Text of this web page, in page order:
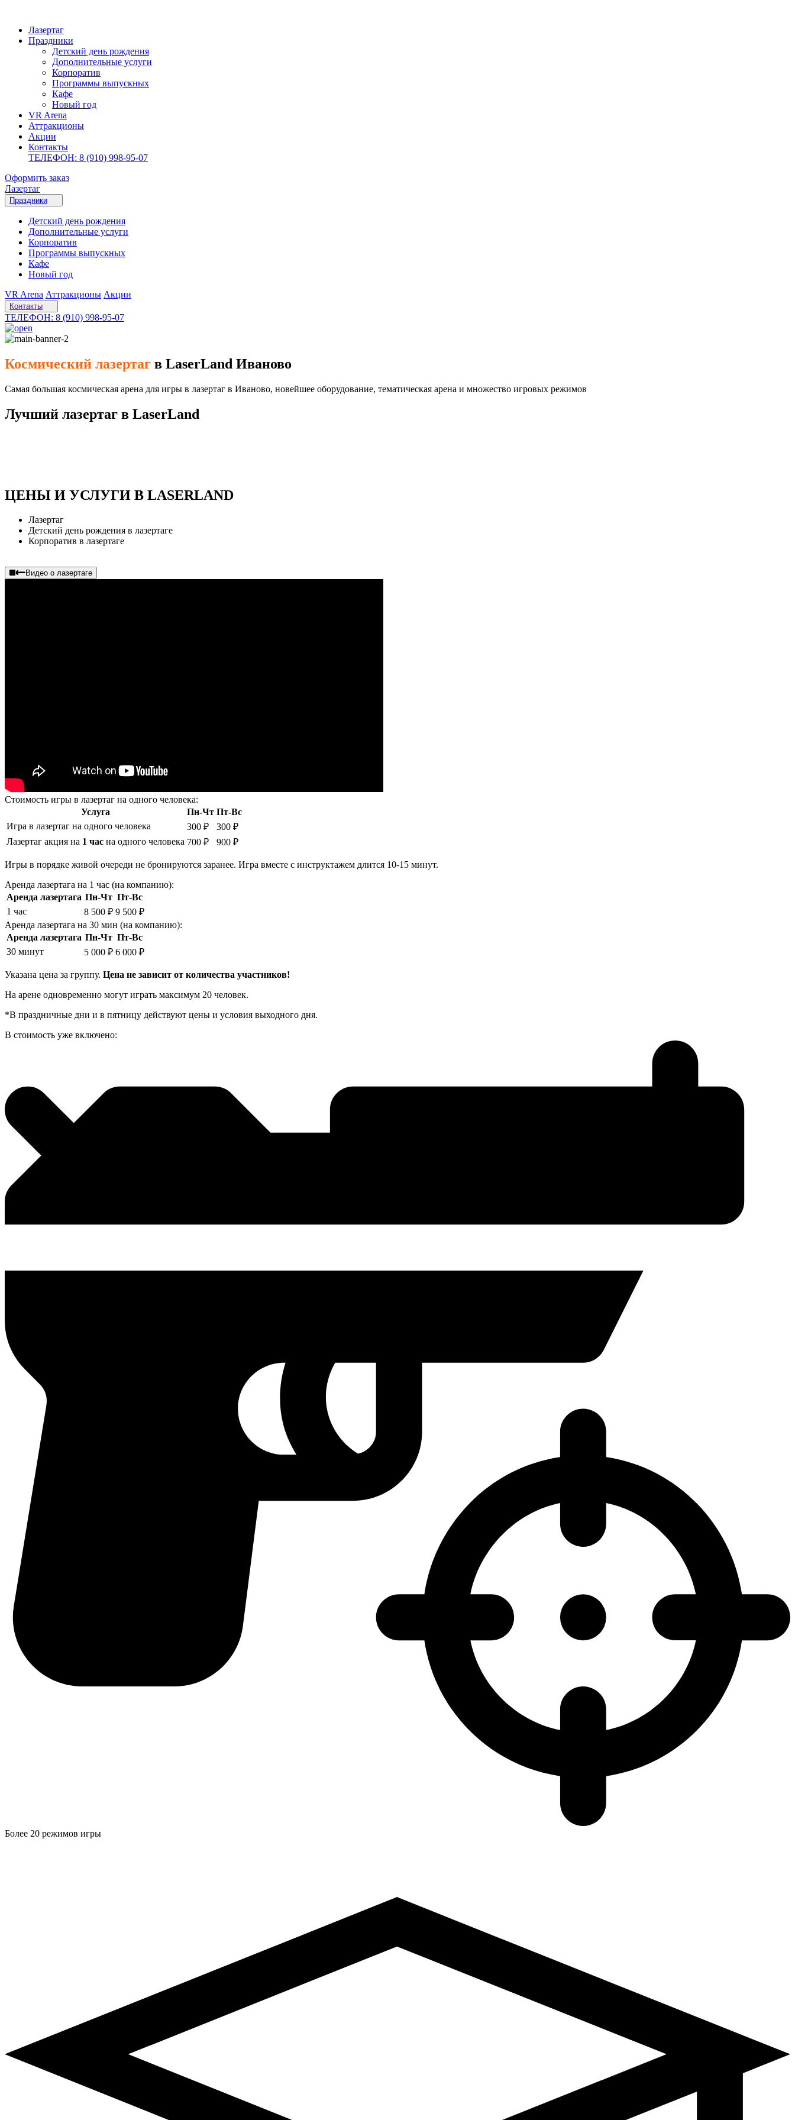
Лазертаг
Праздники
Детский день рождения
Дополнительные услуги
Корпоратив
Программы выпускных
Кафе
Новый год
VR Arena
Аттракционы
Акции
Контакты
ТЕЛЕФОН: 8 (910) 998-95-07
Оформить заказ
Лазертаг
Праздники
Детский день рождения
Дополнительные услуги
Корпоратив
Программы выпускных
Кафе
Новый год
VR Arena Аттракционы Акции
Контакты
ТЕЛЕФОН: 8 (910) 998-95-07
Космический лазертаг в LaserLand Иваново
Самая большая космическая арена для игры в лазертаг в Иваново, новейшее оборудование, тематическая арена и множество игровых режимов
Лучший лазертаг в LaserLand
ЦЕНЫ И УСЛУГИ В LASERLAND
Лазертаг
Детский день рождения в лазертаге
Корпоратив в лазертаге
Видео о лазертаге
Стоимость игры в лазертаг на одного человека:
Услуга
Пн-Чт Пт-Вс
Игра в лазертаг на одного человека
300 ₽
300 ₽
Лазертаг акция на 1 час на одного человека 700 ₽ 900 ₽
Игры в порядке живой очереди не бронируются заранее. Игра вместе с инструктажем длится 10-15 минут.
Аренда лазертага на 1 час (на компанию):
Аренда лазертага Пн-Чт Пт-Вс
1 час
8 500 ₽ 9 500 ₽
Аренда лазертага на 30 мин (на компанию):
Аренда лазертага Пн-Чт Пт-Вс
30 минут
5 000 ₽ 6 000 ₽
Указана цена за группу. Цена не зависит от количества участников!
На арене одновременно могут играть максимум 20 человек.
*В праздничные дни и в пятницу действуют цены и условия выходного дня.
В стоимость уже включено:
Более 20 режимов игры